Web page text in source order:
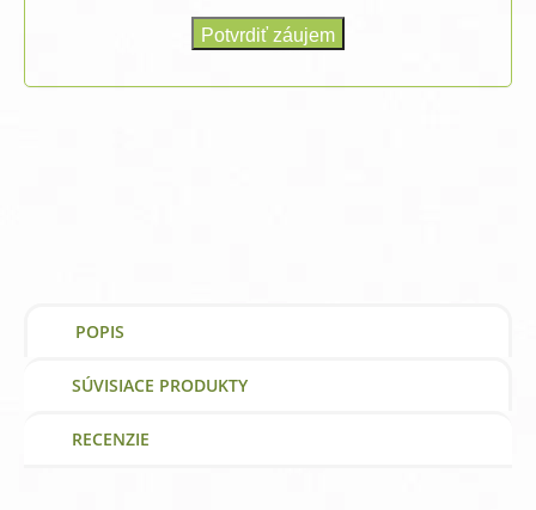
POPIS
SÚVISIACE PRODUKTY
RECENZIE